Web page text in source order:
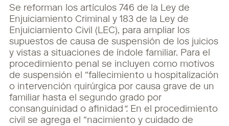
Se reforman los artículos 746 de la Ley de
Enjuiciamiento Criminal y 183 de la Ley de
Enjuiciamiento Civil (LEC), para ampliar los
supuestos de causa de suspensión de los juicios
y vistas a situaciones de índole familiar. Para el
procedimiento penal se incluyen como motivos
de suspensión el “fallecimiento u hospitalización
o intervención quirúrgica por causa grave de un
familiar hasta el segundo grado por
consanguinidad o afinidad “. En el procedimiento
civil se agrega el “nacimiento y cuidado de